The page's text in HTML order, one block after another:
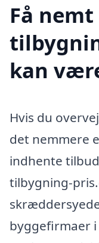
Få
kan
Hvis du
det nemmere
indhente
tilbygning-
byggefirmaer